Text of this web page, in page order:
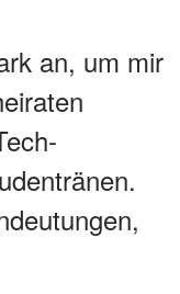
an, um mir